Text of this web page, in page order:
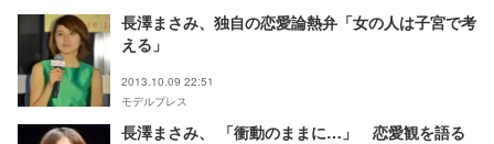
長澤まさみ、独自の恋愛論熱弁「女の人は子宮で考
える」
2013.10.09 22:51
モデルプレス
長澤まさみ、 「衝動のままに…」 恋愛観を語る